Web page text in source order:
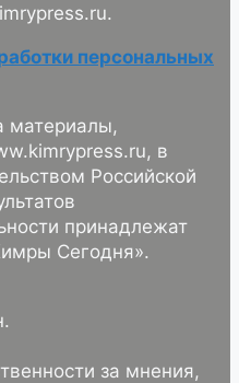
персональных
материалы,
в
Российской
принадлежат
Сегодня».
за мнения,